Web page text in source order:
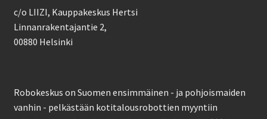
c/o LIIZI, Kauppakeskus Hertsi
Linnanrakentajantie 2,
00880 Helsinki
Robokeskus on Suomen ensimmäinen - ja pohjoismaiden
vanhin - pelkästään kotitalousrobottien myyntiin